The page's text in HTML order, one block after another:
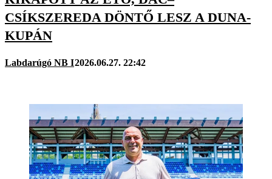
CSÍKSZEREDA DÖNTŐ LESZ A DUNA-
KUPÁN
Labdarúgó NB I2026.06.27. 22:42